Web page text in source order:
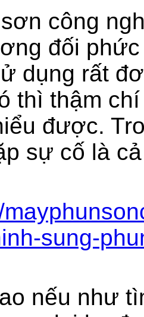
công
đối
dụng rất
thì thậm
được.
sự cố là
sung-
nếu như